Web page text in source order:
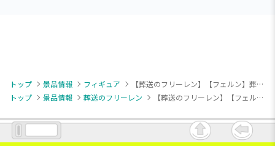
トップ 景品情報 フィギュア
【葬送のフリーレン】【フェルン】葬送のフリーレン Glasscape-フェルン-
トップ
景品情報 葬送のフリーレン 【葬送のフリーレン】【フェルン】葬送のフリーレン Glasscape-フェルン-